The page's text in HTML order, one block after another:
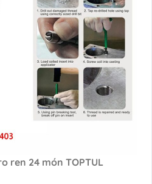
ren 24 món TOPTUL